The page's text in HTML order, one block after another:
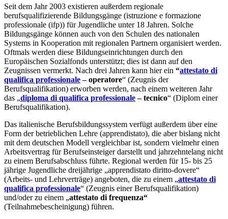
Seit dem Jahr 2003 existieren außerdem regionale
berufsqualifizierende Bildungsgänge (istruzione e formazione
professionale (ifp)) für Jugendliche unter 18 Jahren. Solche
Bildungsgänge können auch von den Schulen des nationalen
Systems in Kooperation mit regionalen Partnern organisiert werden.
Oftmals werden diese Bildungseinrichtungen durch den
Europäischen Sozialfonds unterstützt; dies ist dann auf den
Zeugnissen vermerkt. Nach drei Jahren kann hier ein “attestato di
qualifica professionale– operatore“ (Zeugnis der
Berufsqualifikation) erworben werden, nach einem weiteren Jahr
das „diploma di qualifica professionale– tecnico“ (Diplom einer
Berufsqualifikation).
Das italienische Berufsbildungssystem verfügt außerdem über eine
Form der betrieblichen Lehre (apprendistato), die aber bislang nicht
mit dem deutschen Modell vergleichbar ist, sondern vielmehr einen
Arbeitsvertrag für Berufseinsteiger darstellt und jahrzehntelang nicht
zu einem Berufsabschluss führte. Regional werden für 15- bis 25
jährige Jugendliche dreijährige „apprendistato diritto-dovere“
(Arbeits- und Lehrverträge) angeboten, die zu einem „attestato di
qualifica professionale“ (Zeugnis einer Berufsqualifikation)
und/oder zu einem „attestato di frequenza“
(Teilnahmebescheinigung) führen.